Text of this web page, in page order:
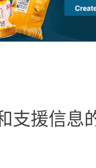
支援信息